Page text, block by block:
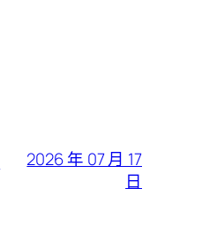
2026 年 07 月 17
日